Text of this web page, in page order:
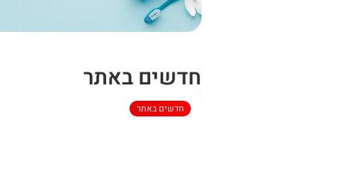
חדשים באתר
חדשים באתר